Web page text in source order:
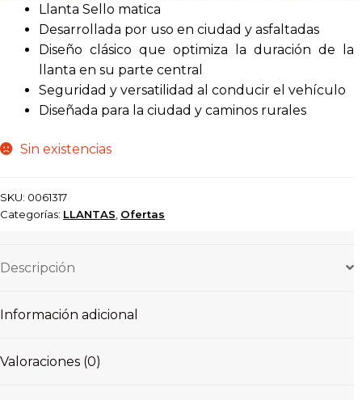
original
era:
$ 220.000.
actual
es:
$ 176.000.
Llanta Sello matica
Desarrollada por uso en ciudad y asfaltadas
Diseño clásico que optimiza la duración de la
llanta en su parte central
Seguridad y versatilidad al conducir el vehículo
Diseñada para la ciudad y caminos rurales
Sin existencias
SKU: 0061317
Categorías: LLANTAS Ofertas
Descripción
Información adicional
Valoraciones (0)